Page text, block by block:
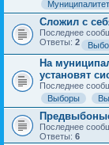
Муниципалитет
Сложил с
Последнее
Ответы: 2
На
установят
Последнее
Выборы
Последнее
Ответы: 6